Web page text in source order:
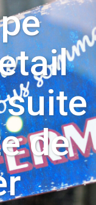
suite
de